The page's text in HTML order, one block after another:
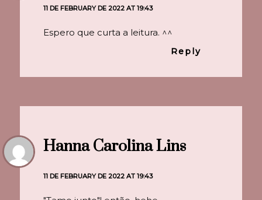
11 DE FEBRUARY DE 2022 AT 19:43
Espero que curta a leitura. ^^
Reply
Hanna Carolina Lins
11 DE FEBRUARY DE 2022 AT 19:43